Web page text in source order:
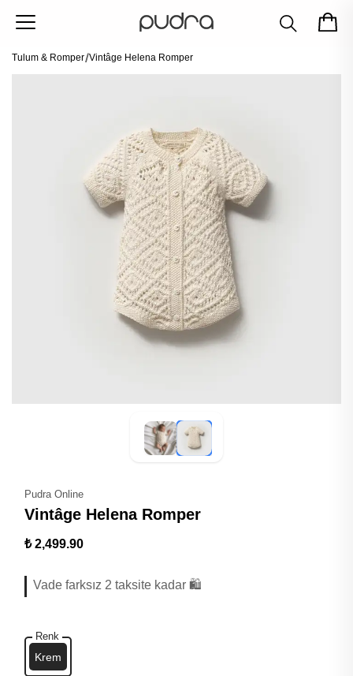
Tulum & Romper Vintâge Helena Romper
Pudra Online
Vintâge Helena Romper
₺ 2,499.90
Vade farksız 2 taksite kadar 🛍️
Renk
Krem